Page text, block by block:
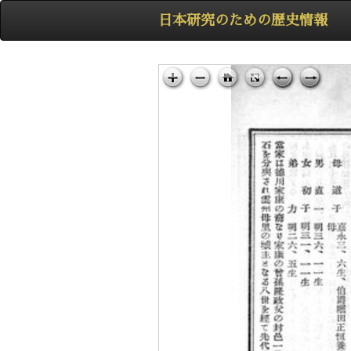
日本研究のための歴史情報